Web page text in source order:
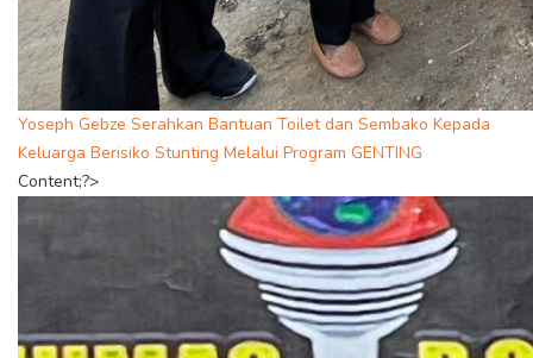
Yoseph Gebze Serahkan Bantuan Toilet dan Sembako Kepada
Keluarga Berisiko Stunting Melalui Program GENTING
Content;?>